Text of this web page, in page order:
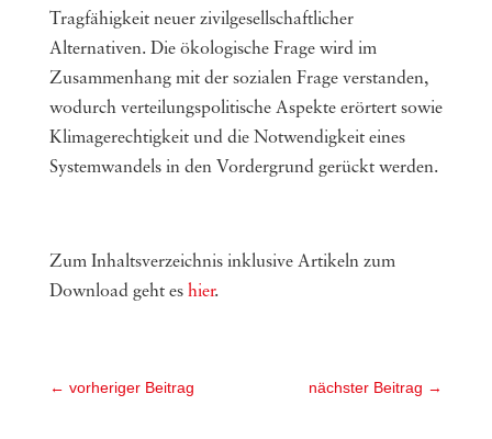
Tragfähigkeit neuer zivilgesellschaftlicher
Alternativen. Die ökologische Frage wird im
Zusammenhang mit der sozialen Frage verstanden,
wodurch verteilungspolitische Aspekte erörtert sowie
Klimagerechtigkeit und die Notwendigkeit eines
Systemwandels in den Vordergrund gerückt werden.
Zum Inhaltsverzeichnis inklusive Artikeln zum
Download geht es hier.
← vorheriger Beitrag nächster Beitrag →